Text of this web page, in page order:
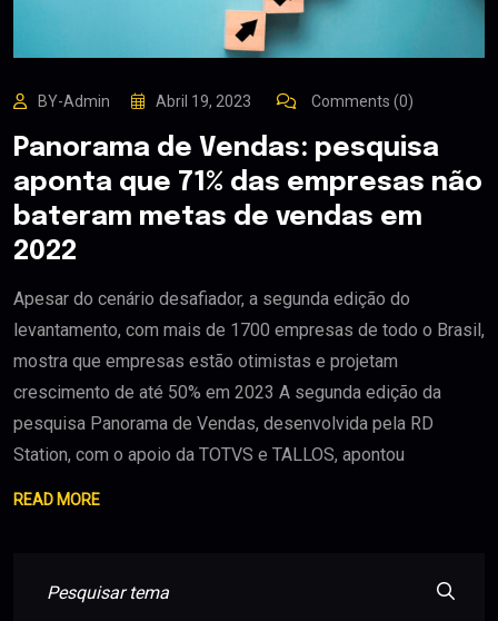
BY-Admin Abril 19, 2023 Comments (0)
Panorama de Vendas: pesquisa
aponta que 71% das empresas não
bateram metas de vendas em
2022
Apesar do cenário desafiador, a segunda edição do
levantamento, com mais de 1700 empresas de todo o Brasil,
mostra que empresas estão otimistas e projetam
crescimento de até 50% em 2023 A segunda edição da
pesquisa Panorama de Vendas, desenvolvida pela RD
Station, com o apoio da TOTVS e TALLOS, apontou
READ MORE